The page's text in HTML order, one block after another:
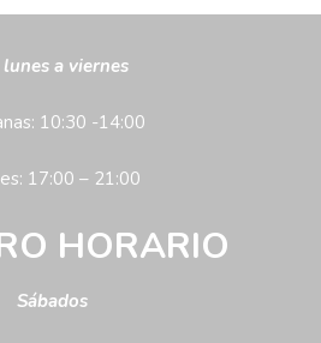
lunes a viernes
10:30 -14:00
17:00 – 21:00
HORARIO
Sábados